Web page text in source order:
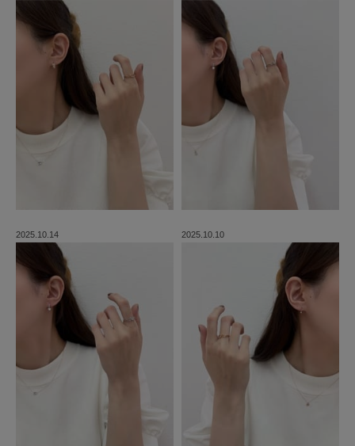
2025.10.14 2025.10.10